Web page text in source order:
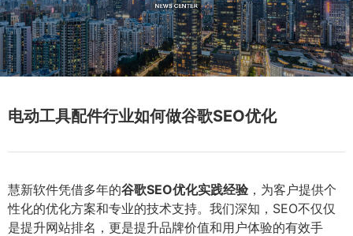
电动工具配件行业如何做谷歌SEO优化
慧新软件凭借多年的谷歌SEO优化实践经验 ，为客户提供个
性化的优化方案和专业的技术支持。我们深知，SEO不仅仅
是提升网站排名，更是提升品牌价值和用户体验的有效手